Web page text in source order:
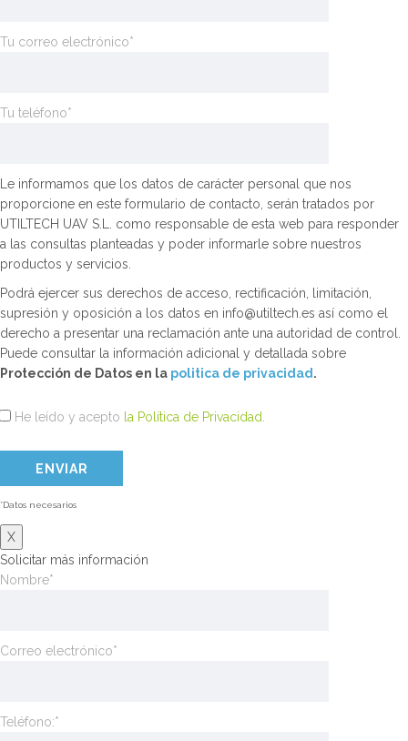
Tu correo electrónico*
Tu teléfono*
Le informamos que los datos de carácter personal que nos
proporcione en este formulario de contacto, serán tratados por
UTILTECH UAV S.L. como responsable de esta web para responder
a las consultas planteadas y poder informarle sobre nuestros
productos y servicios.
Podrá ejercer sus derechos de acceso, rectificación, limitación,
supresión y oposición a los datos en info@utiltech.es así como el
derecho a presentar una reclamación ante una autoridad de control.
Puede consultar la información adicional y detallada sobre
Protección de Datos en la politica de privacidad .
He leído y acepto la Política de Privacidad
*Datos necesarios
X
Solicitar más información
Nombre*
Correo electrónico*
Teléfono:*